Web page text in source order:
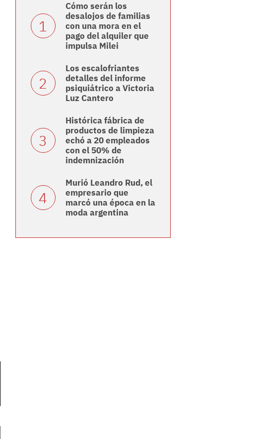
Cómo serán los
desalojos de familias
con una mora en el
pago del alquiler que
impulsa Milei
Los escalofriantes
detalles del informe
psiquiátrico a Victoria
Luz Cantero
Histórica fábrica de
productos de limpieza
echó a 20 empleados
con el 50% de
indemnización
Murió Leandro Rud, el
empresario que
marcó una época en la
moda argentina